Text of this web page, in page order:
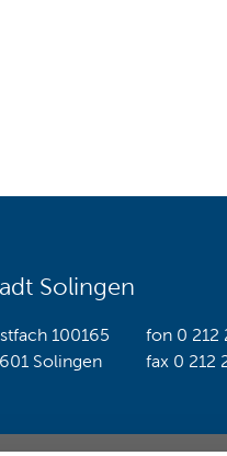
Solingen
100165
Solingen
fon 0 212
fax 0 212